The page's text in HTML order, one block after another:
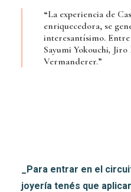
“La experiencia de
enriquecedora, se
interesantísimo.
Sayumi Yokouchi, Jiro
Vermanderer.”
_Para entrar en el
joyería tenés que